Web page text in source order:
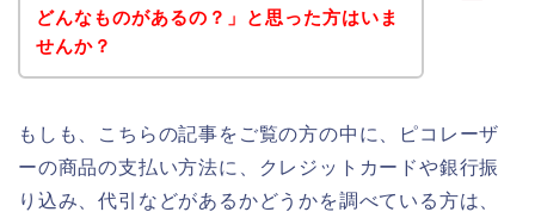
どんなものがあるの？」と思った方はいま
せんか？
もしも、こちらの記事をご覧の方の中に、ピコレーザ
ーの商品の支払い方法に、クレジットカードや銀行振
り込み、代引などがあるかどうかを調べている方は、